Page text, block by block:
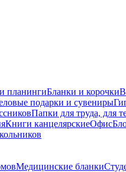
планингиБланки и корочки
подарки и сувениры
Папки для труда, для
Книги канцелярскиеОфис
Медицинские бланки